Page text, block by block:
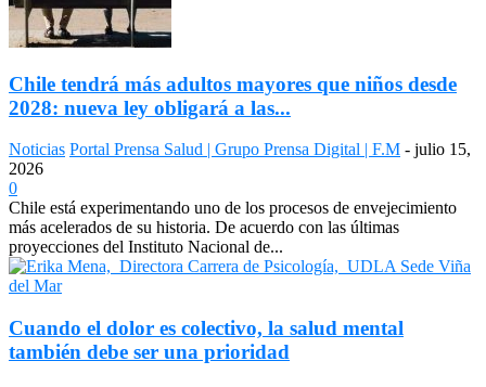
Chile tendrá más adultos mayores que niños desde
2028: nueva ley obligará a las...
Noticias Portal Prensa Salud | Grupo Prensa Digital | F.M - julio 15,
2026
0
Chile está experimentando uno de los procesos de envejecimiento
más acelerados de su historia. De acuerdo con las últimas
proyecciones del Instituto Nacional de...
Cuando el dolor es colectivo, la salud mental
también debe ser una prioridad